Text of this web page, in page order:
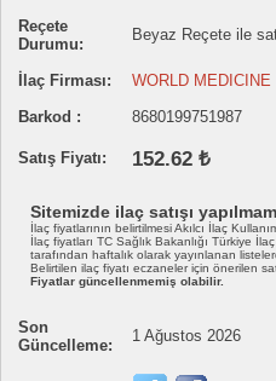
Reçete
Durumu:
Beyaz Reçete ile
İlaç Firması:
WORLD
Barkod :
8680199751987
Satış Fiyatı: 152.62 ₺
Sitemizde ilaç satışı
İlaç fiyatlarının belirtilmesi Akılcı İlaç
İlaç fiyatları TC Sağlık Bakanlığı Türkiye
tarafından haftalık olarak yayınlanan
Belirtilen ilaç fiyatı eczaneler için önerilen
Fiyatlar güncellenmemiş olabilir.
Son
Güncelleme:
1 Ağustos 2026